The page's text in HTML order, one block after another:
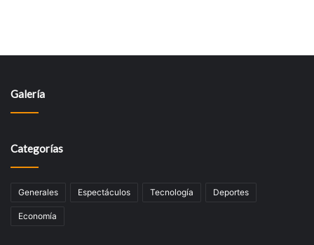
Galería
Categorías
Generales Espectáculos Tecnologí­a Deportes
Economía